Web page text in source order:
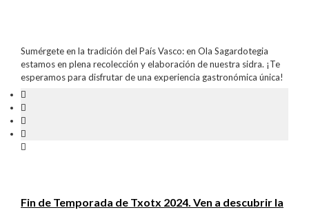
Sumérgete en la tradición del País Vasco: en Ola Sagardotegia
estamos en plena recolección y elaboración de nuestra sidra. ¡Te
esperamos para disfrutar de una experiencia gastronómica única!
Fin de Temporada de Txotx 2024. Ven a descubrir la